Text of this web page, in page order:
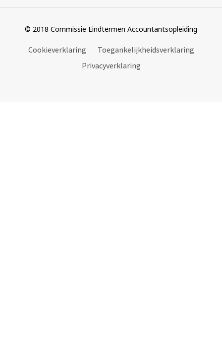
© 2018 Commissie Eindtermen Accountantsopleiding
Cookieverklaring
Toegankelijkheidsverklaring
Privacyverklaring